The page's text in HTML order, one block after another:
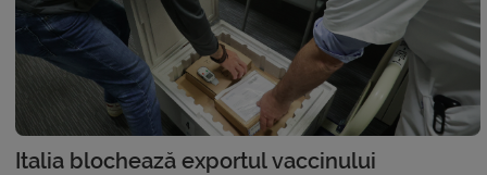
Italia blochează exportul vaccinului